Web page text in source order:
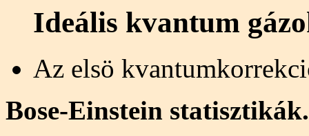
Ideális kvantum
Az elsö
Bose-Einstein statisztikák.